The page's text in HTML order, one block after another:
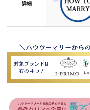
詳細